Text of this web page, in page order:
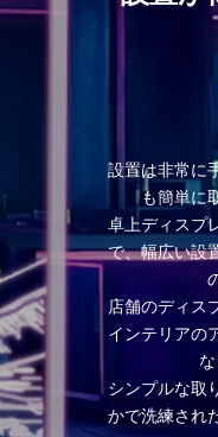
設置は非常に
も簡単に
卓上ディスプ
で、幅広い設
店舗のディス
インテリアの
シンプルな取
かで洗練され